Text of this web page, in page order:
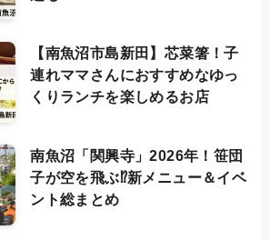
【南魚沼市島新田】芯菜箸！子
連れママさんにおすすめなゆっ
くりランチを楽しめるお店
南魚沼「関興寺」2026年！笹団
子が空を飛ぶ⁉新メニュー＆イベ
ント総まとめ